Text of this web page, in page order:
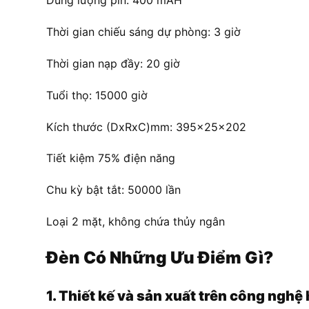
Thời gian chiếu sáng dự phòng: 3 giờ
Thời gian nạp đầy: 20 giờ
Tuổi thọ: 15000 giờ
Kích thước (DxRxC)mm: 395x25x202
Tiết kiệm 75% điện năng
Chu kỳ bật tắt: 50000 lần
Loại 2 mặt, không chứa thủy ngân
Đèn Có Những Ưu Điểm Gì?
1. Thiết kế và sản xuất trên công nghệ